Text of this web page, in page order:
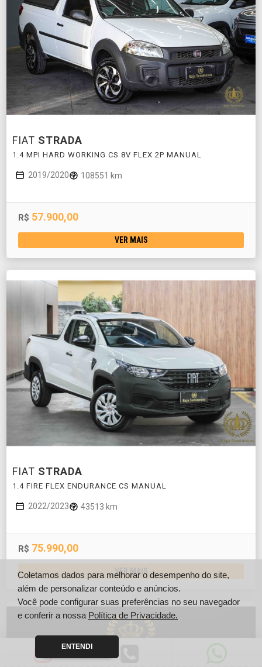
FIAT STRADA
1.4 MPI HARD WORKING CS 8V FLEX 2P MANUAL
2019/2020 108551 km
R$ 57.900,00
VER MAIS
FIAT STRADA
1.4 FIRE FLEX ENDURANCE CS MANUAL
2022/2023 43513 km
R$ 75.990,00
VER MAIS
Coletamos dados para melhorar o desempenho do site,
além de personalizar conteúdo e anúncios.
Você pode configurar suas preferências no seu navegador
e conferir a nossa Política de Privacidade.
ENTENDI